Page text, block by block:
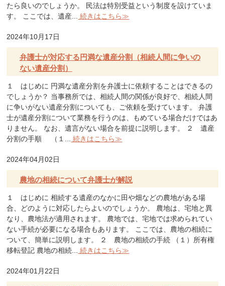
たら良いのでしょうか。 民法は特別受益という制度を設けていま
す。 ここでは、遺産... 続きはこちら≫
2024年10月17日
弁護士が対応する円満な遺産分割（相続人間に争いの
ない遺産分割）
１ はじめに 円満な遺産分割を弁護士に依頼することはできるの
でしょうか？ 当事務所では、相続人間の関係が良好で、相続人間
に争いがない遺産分割についても、ご依頼を受けています。 弁護
士が遺産分割について業務を行うのは、もめている場合だけではあ
りません。 なお、遺言がない場合を前提に説明します。 ２ 遺産
分割の手順 （１...
続きはこちら≫
2024年04月02日
農地の相続について弁護士が解説
１ はじめに 相続する遺産のなかに田や畑などの農地がある場
合、どのように対応したらよいのでしょうか。 農地は、宅地と異
なり、農地法が適用されます。 農地では、宅地では求められてい
ない手続が必要になる場合もあります。 ここでは、農地の相続に
ついて、簡単に説明します。 ２ 農地の相続の手続 （１）所有権
移転登記 農地の相続...
続きはこちら≫
2024年01月22日